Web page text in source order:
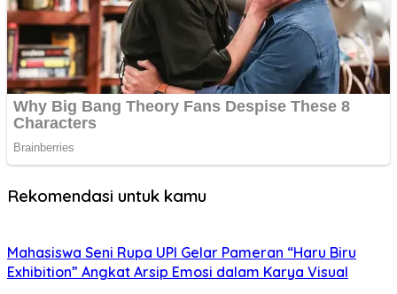
Rekomendasi untuk kamu
Mahasiswa Seni Rupa UPI Gelar Pameran “Haru Biru
Exhibition” Angkat Arsip Emosi dalam Karya Visual